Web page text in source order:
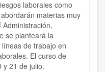
laborales como
materias muy
se planteará la
de trabajo en
El curso de
y 21 de julio.